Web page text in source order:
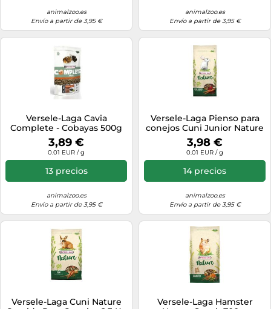
animalzoo.es
Envío a partir de 3,95 €
animalzoo.es
Envío a partir de 3,95 €
Versele-Laga Cavia
Complete - Cobayas 500g
3,89 €
0.01 EUR / g
13 precios
animalzoo.es
Envío a partir de 3,95 €
Versele-Laga Pienso para
conejos Cuni Junior Nature
- Completo para enanos
hasta 8 meses - 700 g
3,98 €
0.01 EUR / g
14 precios
animalzoo.es
Envío a partir de 3,95 €
Versele-Laga Cuni Nature
Versele-Laga Hamster